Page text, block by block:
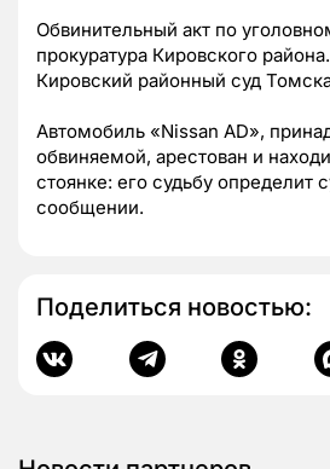
Обвинительный акт по
прокуратура Кировского
Кировский районный суд
Автомобиль «Nissan AD»,
обвиняемой, арестован и
стоянке: его судьбу определит
сообщении.
Поделиться новостью: